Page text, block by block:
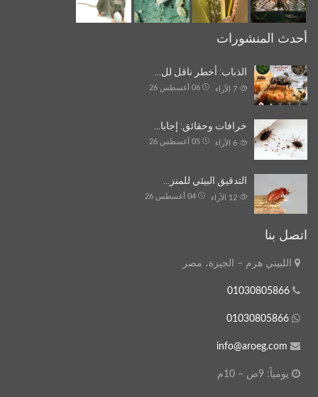
أحدث المنشورات
الذباب: أخطر ناقل لل…
06 أغسطس 26 الآراء
خرافات وحقائق: إجابا…
05 أغسطس 26 الآراء
التدقيق البيئي للمنز…
04 أغسطس 26 الآراء
اتصل بنا
اللبيني هرم – الجيزة، مصر
01030805866
01030805866
info@aroeg.com
يومياً: 9ص – 10م